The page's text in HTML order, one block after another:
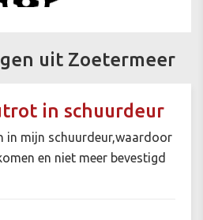
uit Zoetermeer
in schuurdeur
in mijn schuurdeur,waardoor
en niet meer bevestigd